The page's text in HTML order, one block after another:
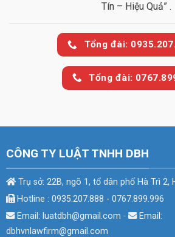
Tín – Hiệu Quả” .
Tổng đài:
Tổng đài:
CÔNG TY LUẬT TNHH DBH
Trụ sở: 22B, ngõ 1, tổ dân phố Hà Trì 2,
Hotline : 0935.207.888 - 0767.899.996
Email: luatdbh@gmail.com -
Email:
dbhvnlawfirm@gmail.com